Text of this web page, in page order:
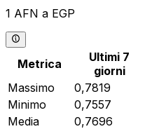
1 AFN a EGP
Metrica
Ultimi 7
giorni
Massimo
0,7819
Minimo
0,7557
Media
0,7696